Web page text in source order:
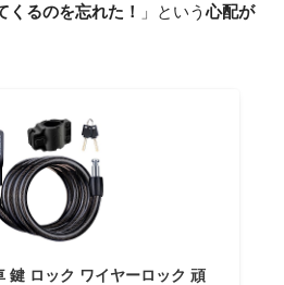
くるのを忘れた！ 」という心配が
鍵 ロック ワイヤーロック 頑